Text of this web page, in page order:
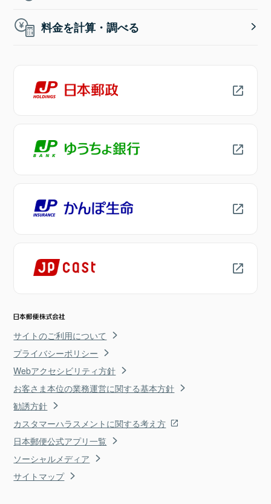
料金を計算・調べる
サイトのご利用について
プライバシーポリシー
Webアクセシビリティ方針
お客さま本位の業務運営に関する基本方針
勧誘方針
カスタマーハラスメントに関する考え方
日本郵便公式アプリ一覧
ソーシャルメディア
サイトマップ